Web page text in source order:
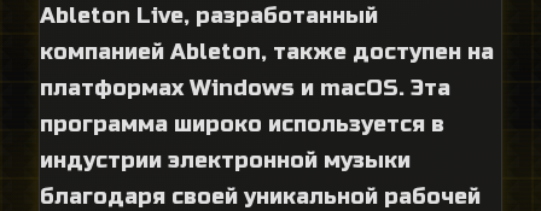
Ableton Live, разработанный
компанией Ableton, также доступен на
платформах Windows и macOS. Эта
программа широко используется в
индустрии электронной музыки
благодаря своей уникальной рабочей